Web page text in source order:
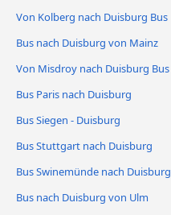
Von Kolberg nach Duisburg Bus
Bus nach Duisburg von Mainz
Von Misdroy nach Duisburg Bus
Bus Paris nach Duisburg
Bus Siegen - Duisburg
Bus Stuttgart nach Duisburg
Bus Swinemünde nach Duisburg
Bus nach Duisburg von Ulm